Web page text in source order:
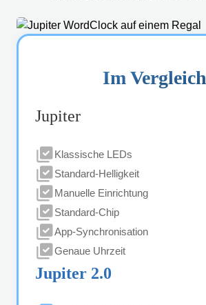
Im Vergleich
Jupiter
Klassische LEDs
Standard-Helligkeit
Manuelle Einrichtung
Standard-Chip
App-Synchronisation
Genaue Uhrzeit
Jupiter 2.0